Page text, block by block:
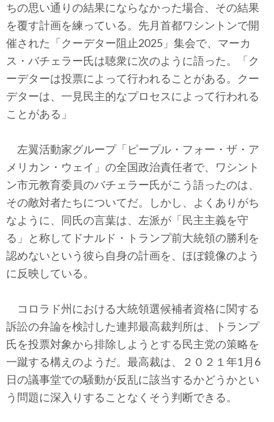
ちの思い通りの結果にならなかった場合、その結果
を覆す計画を練っている。先月首都ワシントンで開
催された「クーデター阻止2025」集会で、マーカ
ス・バチェラー氏は聴衆に次のように語った。「ク
ーデターは投票によって行われることがある。クー
デターは、一見民主的なプロセスによって行われる
ことがある」
左翼活動家グループ「ピープル・フォー・ザ・ア
メリカン・ウェイ」の全国政治責任者で、ワシント
ン市元教育委員のバチェラー氏がこう語ったのは、
その敵対者たちについてだ。しかし、よくありがち
なように、同氏の言葉は、左派が「民主主義を守
る」と称してドナルド・トランプ前大統領の勝利を
認めないという彼ら自身の計画を、ほぼ鏡像のよう
に反映している。
コロラド州における大統領選候補者資格に関する
訴訟の弁論を検討した連邦最高裁判所は、トランプ
氏を投票対象から排除しようとする民主党の策略を
一蹴する構えのようだ。最高裁は、２０２１年1月6
日の議事堂での騒動が反乱に該当するかどうかとい
う問題に深入りすることなくそう判断できる。